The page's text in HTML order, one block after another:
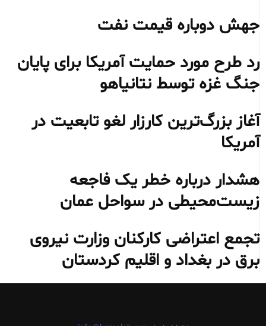
جهش دوباره قیمت نفت
رد طرح مورد حمایت آمریکا برای پایان
جنگ غزه توسط نتانیاهو
آغاز بزرگ‌ترین کارزار لغو تابعیت در
آمریکا
هشدار درباره خطر یک فاجعه
زیست‌محیطی در سواحل عمان
تجمع اعتراضی کارکنان وزارت نیروی
برق در بغداد و اقلیم کردستان